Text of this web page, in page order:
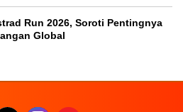
Run 2026, Soroti Pentingnya
Global